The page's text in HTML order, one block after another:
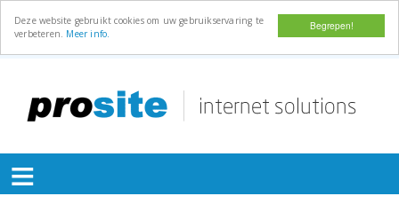
Begrepen!
Deze website gebruikt cookies om uw gebruikservaring te
verbeteren. Meer info.
inhoud
gaan
≡